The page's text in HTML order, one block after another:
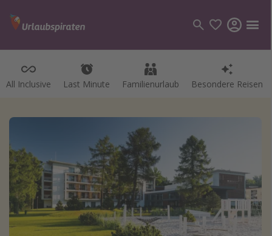
All Inclusive Last Minute Familienurlaub Besondere Reisen
Kategorien
Pauschalreisen
Kreuzfahrten
Reiseziele
Alle Reiseziele